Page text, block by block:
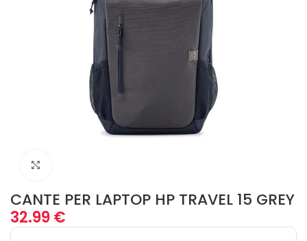
CANTE PER LAPTOP HP TRAVEL 15 GREY
32.99€